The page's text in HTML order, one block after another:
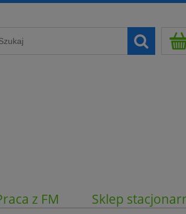
z FM
Sklep